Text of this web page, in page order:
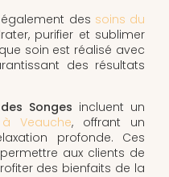
des soins du
purifier et sublimer
soin est réalisé avec
des résultats
Songes incluent un
Veauche, offrant un
profonde. Ces
aux clients de
des bienfaits de la